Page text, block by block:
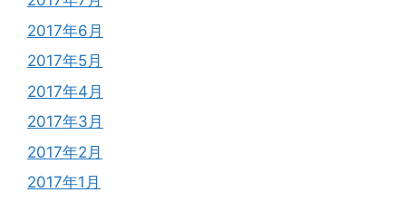
2017年6月
2017年5月
2017年4月
2017年3月
2017年2月
2017年1月